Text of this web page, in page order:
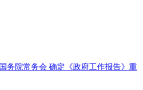
务院常务会 确定《政府工作报告》重